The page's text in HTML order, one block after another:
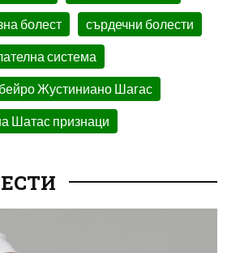
болест сърдечни болести
система
Жустиниано Шагас
Шатас признаци